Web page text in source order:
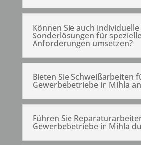
Können Sie auch individuelle
Sonderlösungen für spezielle
Anforderungen umsetzen?
Bieten Sie Schweißarbeiten
Gewerbebetriebe in Mihla
Führen Sie
Gewerbebetriebe in Mihla